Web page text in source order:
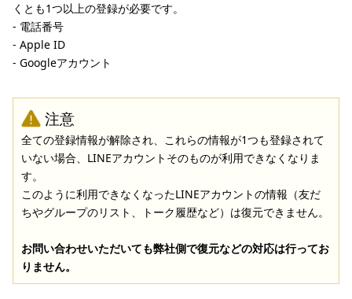
くとも1つ以上の登録が必要です。
- 電話番号
- Apple ID
- Googleアカウント
注意
全ての登録情報が解除され、これらの情報が1つも登録されて
いない場合、LINEアカウントそのものが利用できなくなりま
す。
このように利用できなくなったLINEアカウントの情報（友だ
ちやグループのリスト、トーク履歴など）は復元できません。
お問い合わせいただいても弊社側で復元などの対応は行ってお
りません。